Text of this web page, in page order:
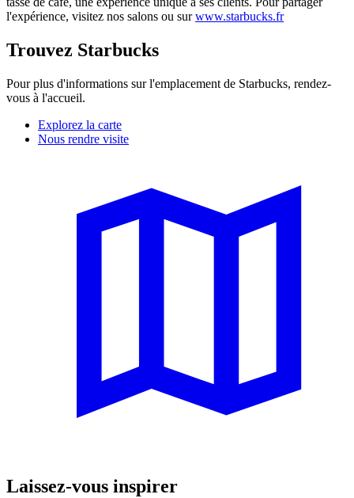
l'expérience, visitez nos salons ou surwww.starbucks.fr
Trouvez Starbucks
Pour plus d'informations sur l'emplacement de Starbucks, rendez-
vous à l'accueil.
Explorez la carte
Nous rendre visite
Laissez-vous inspirer